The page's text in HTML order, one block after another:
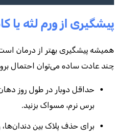
پیشگیری از ورم لثه
همیشه پیشگیری بهتر از درمان
چند عادت ساده می‌توان احتمال
حداقل دوبار در طول روز
برس نرم، مسواک بزنید.
برای حذف پلاک بین دندان‌ها،